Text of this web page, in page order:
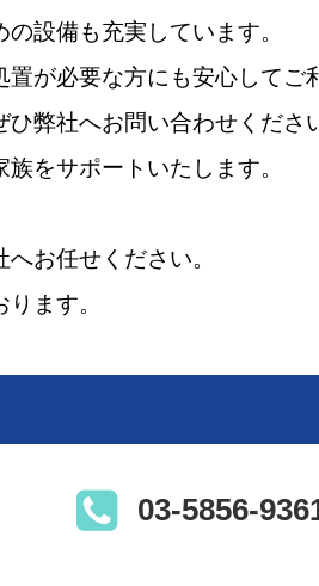
設備も充実しています。
が必要な方にも安心してご
弊社へお問い合わせくださ
をサポートいたします。
お任せください。
ます。
03-5856-